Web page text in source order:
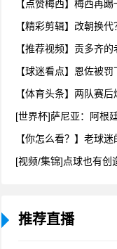
【球迷看点】恩佐被
【体育头条】两队赛
[世界杯]萨尼亚：阿根
推荐直播